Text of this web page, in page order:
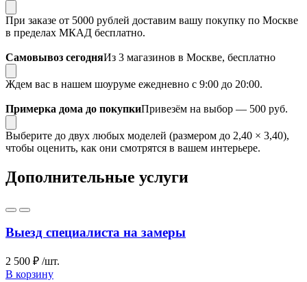
При заказе от 5000 рублей доставим вашу покупку по Москве
в пределах МКАД бесплатно.
Самовывоз сегодняИз 3 магазинов в Москве, бесплатно
Ждем вас в нашем шоуруме ежедневно с 9:00 до 20:00.
Примерка дома до покупкиПривезём на выбор — 500 руб.
Выберите до двух любых моделей (размером до 2,40 × 3,40),
чтобы оценить, как они смотрятся в вашем интерьере.
Дополнительные услуги
Выезд специалиста на замеры
2 500 ₽ /шт.
В корзину